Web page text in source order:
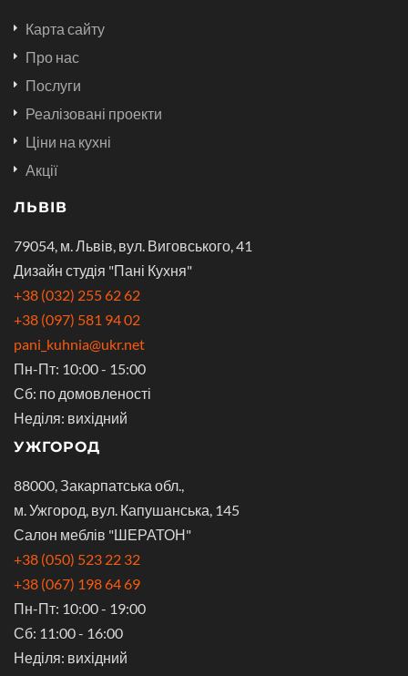
Карта сайту
Про нас
Послуги
Реалізовані проекти
Ціни на кухні
Акції
ЛЬВІВ
79054, м. Львів, вул. Виговського, 41
Дизайн студія "Пані Кухня"
+38 (032) 255 62 62
+38 (097) 581 94 02
pani_kuhnia@ukr.net
Пн-Пт: 10:00 - 15:00
Сб: по домовленості
Неділя: вихідний
УЖГОРОД
88000, Закарпатська обл.,
м. Ужгород, вул. Капушанська, 145
Салон меблів "ШЕРАТОН"
+38 (050) 523 22 32
+38 (067) 198 64 69
Пн-Пт: 10:00 - 19:00
Сб: 11:00 - 16:00
Неділя: вихідний